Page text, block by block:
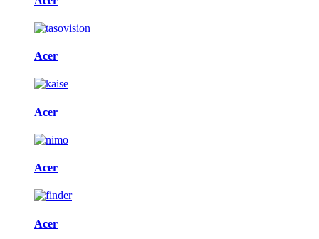
Acer
Acer
Acer
Acer